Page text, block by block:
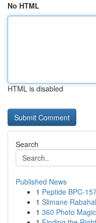
No HTML
HTML is disabled
Search
Published News
1 Peptide BPC-
1 Slimane
1 360 Photo